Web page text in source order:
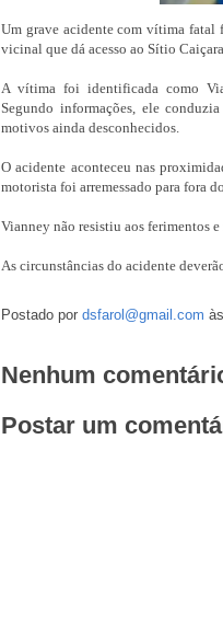
Um grave acidente com vítima fatal
vicinal que dá acesso ao Sítio
A vítima foi identificada como
Segundo informações, ele
motivos ainda desconhecidos.
O acidente aconteceu nas
motorista foi arremessado para fora
Vianney não resistiu aos ferimentos
As circunstâncias do acidente
Postado por dsfarol@gmail.com às
Nenhum
Postar um